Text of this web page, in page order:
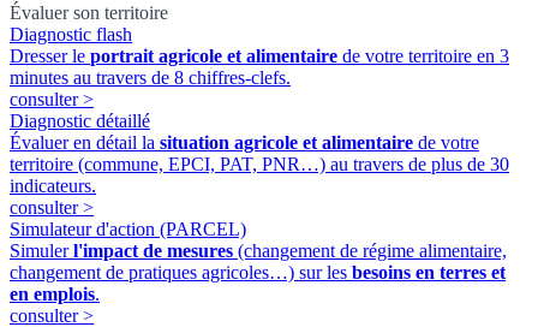
Évaluer son territoire
Diagnostic flash
Dresser le portrait agricole et alimentaire de votre territoire en 3
minutes au travers de 8 chiffres-clefs.
consulter>
Diagnostic détaillé
Évaluer en détail la situation agricole et alimentaire de votre
territoire (commune, EPCI, PAT, PNR…) au travers de plus de 30
indicateurs.
consulter>
Simulateur d'action (PARCEL)
Simulerl'impact de mesures (changement de régime alimentaire,
changement de pratiques agricoles…) sur les besoins en terres et
en emplois.
consulter>